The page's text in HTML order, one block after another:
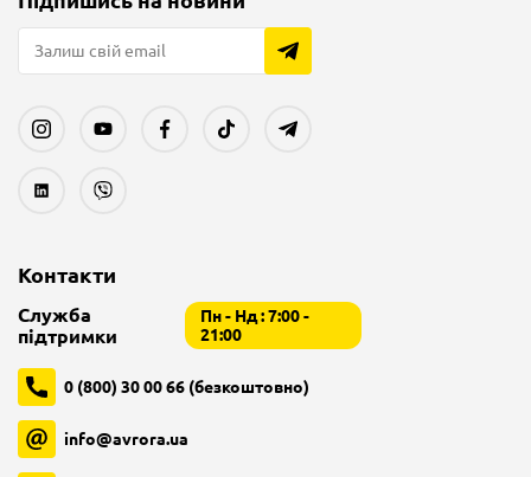
В «Аврорі» ти 30 днів у запасі маєш. Хочеш – обмінюєш.
Контакти
Служба
підтримки
Пн - Нд : 7:00 -
21:00
0 (800) 30 00 66 (безкоштовно)
info@avrora.ua